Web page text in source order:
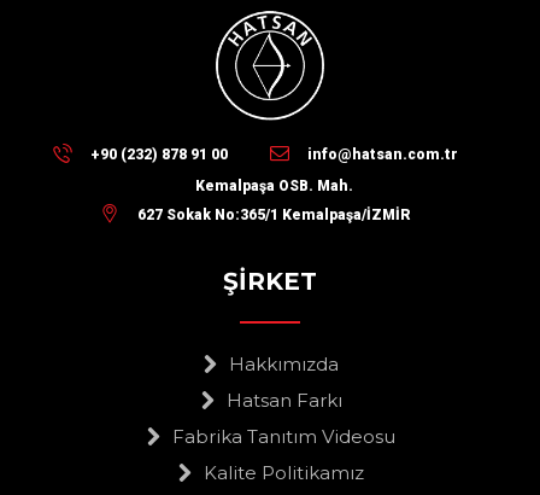
+90 (232) 878 91 00
info@hatsan.com.tr
Kemalpaşa OSB. Mah.
627 Sokak No:365/1 Kemalpaşa/İZMİR
ŞİRKET
Hakkımızda
Hatsan Farkı
Fabrika Tanıtım Videosu
Kalite Politikamız